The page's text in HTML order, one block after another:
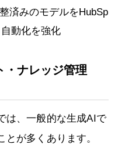
済みのモデルをHubSp
動化を強化
・ナレッジ管理
は、一般的な生成AIで
が多くあります。